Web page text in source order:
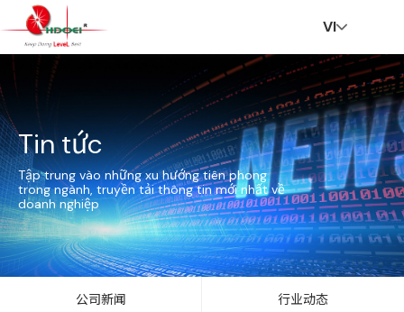
r
a
Gi
ới
t
Gi
ải
p
Ti
n
t
ề
n
T
u
y
L
i
ê
V
R
VI
Tin tức
Tập trung vào những xu hướng tiên phong
trong ngành, truyền tải thông tin mới nhất về
doanh nghiệp
公司新闻 行业动态